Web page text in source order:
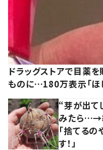
ドラッグストアで目薬
ものに…180万表示「ほし
“芽が出て
みたら…→
「捨てるの
す！」